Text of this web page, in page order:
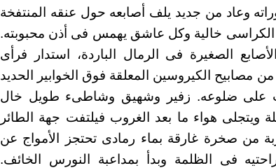
وعاد من جديد يلف أصابعه حول عنقه المنتفخة
خالية وكل عاشق يهمس فى أذن محبوبته.
الصغيرة فى الرمال الباردة، استدار فرأى
من مصابيح الكيروسين المعلقة فوق الخوابير الحديد
على ضلوعه. زفير وشهيق وشاطىء طويل خال
هواء ما بعد الغروب فيلتفت جهة الطائر
من صخرة غارقة بماء رمادى تحتجز الأمواج عن
فى الظلمة وبدأ بمداعبة النورس الخائف.